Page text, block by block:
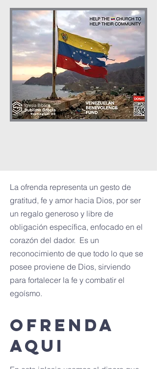
La ofrenda representa un gesto de
gratitud, fe y amor hacia Dios, por ser
un regalo generoso y libre de
obligación específica, enfocado en el
corazón del dador. Es un
reconocimiento de que todo lo que se
posee proviene de Dios, sirviendo
para fortalecer la fe y combatir el
egoísmo.
OFRENDA
AQUI